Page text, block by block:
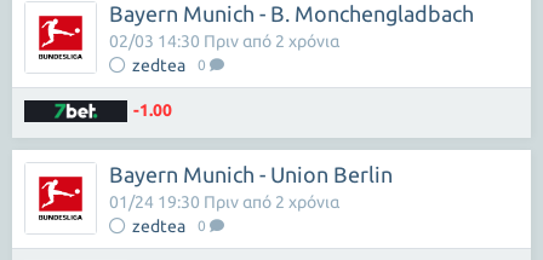
Bayern Munich - B. Monchengladbach
zedtea 0
02/03 14:30 Πριν από 2 χρόνια
-1.00
Bayern Munich - Union Berlin
zedtea 0
01/24 19:30 Πριν από 2 χρόνια